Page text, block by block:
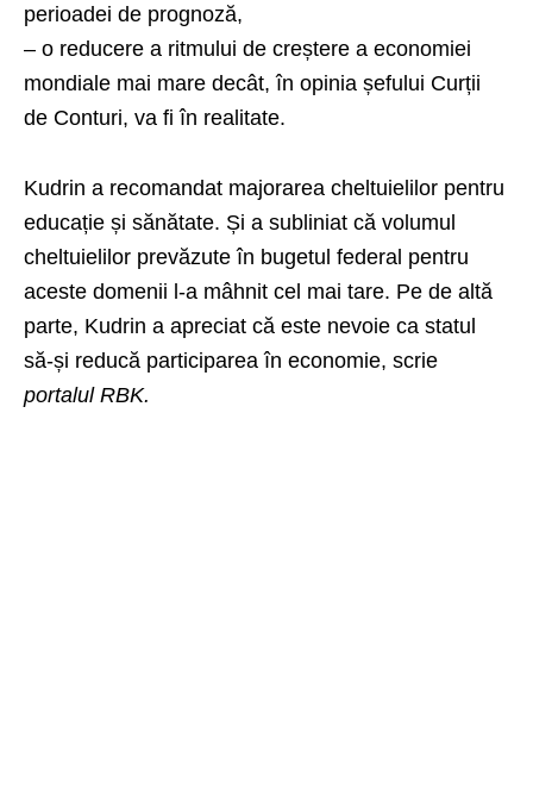
perioadei de prognoză,
– o reducere a ritmului de creștere a economiei
mondiale mai mare decât, în opinia șefului Curții
de Conturi, va fi în realitate.
Kudrin a recomandat majorarea cheltuielilor pentru
educație și sănătate. Și a subliniat că volumul
cheltuielilor prevăzute în bugetul federal pentru
aceste domenii l-a mâhnit cel mai tare. Pe de altă
parte, Kudrin a apreciat că este nevoie ca statul
să-și reducă participarea în economie, scrie
portalul RBK.